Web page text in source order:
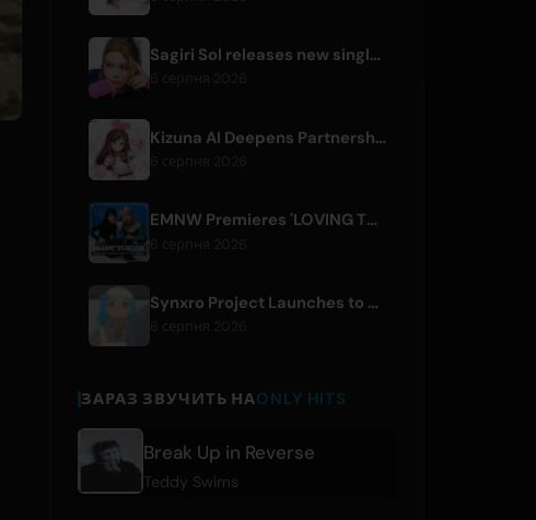
Sagiri Sol releases new single 'next to your love' after hiatus
6 серпня 2026
Kizuna AI Deepens Partnership with Asobisystem Ahead of 10th Anniversary World Tour
EMNW Premieres 'LOVING TO GET US BY' Music Video on August 7
6 серпня 2026
Synxro Project Launches to Create New IP from Fictional Anime Openings
ЗАРАЗ ЗВУЧИТЬ НАONLY HITS
Break Up in Reverse
Teddy Swims